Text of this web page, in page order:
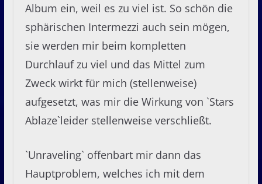
Album ein, weil es zu viel ist. So schön die
sphärischen Intermezzi auch sein mögen,
sie werden mir beim kompletten
Durchlauf zu viel und das Mittel zum
Zweck wirkt für mich (stellenweise)
aufgesetzt, was mir die Wirkung von `Stars
Ablaze`leider stellenweise verschließt.
`Unraveling` offenbart mir dann das
Hauptproblem, welches ich mit dem